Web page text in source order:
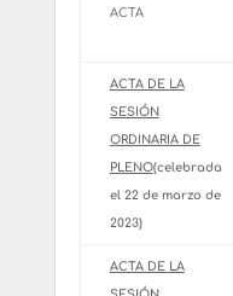
ACTA
ACTA DE LA
SESIÓN
ORDINARIA DE
PLENO(celebrada
el 22 de marzo de
2023)
ACTA DE LA